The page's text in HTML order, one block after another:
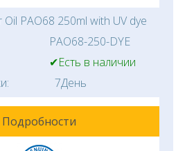
PAO68 250ml with UV dye
PAO68-250-DYE
✔Есть в наличии
7День
Подробности